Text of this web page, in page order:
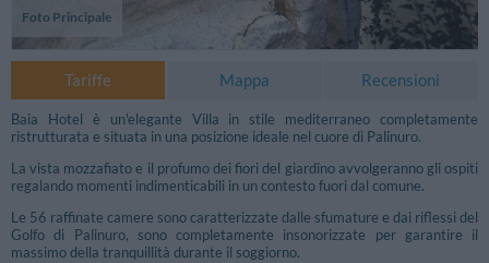
Foto Principale
Tariffe Mappa Recensioni
Baia Hotel è un'elegante Villa in stile mediterraneo completamente
ristrutturata e situata in una posizione ideale nel cuore di Palinuro.
La vista mozzafiato e il profumo dei fiori del giardino avvolgeranno gli ospiti
regalando momenti indimenticabili in un contesto fuori dal comune.
Le 56 raffinate camere sono caratterizzate dalle sfumature e dai riflessi del
Golfo di Palinuro, sono completamente insonorizzate per garantire il
massimo della tranquillità durante il soggiorno.